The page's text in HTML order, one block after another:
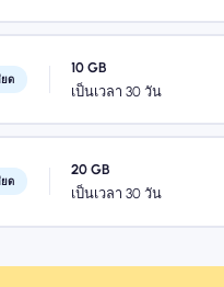
ยด
10 GB
เป็นเวลา 30 วัน
ยด
20 GB
เป็นเวลา 30 วัน